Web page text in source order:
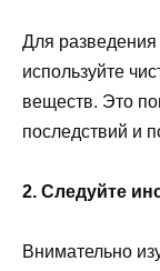
Для разведения
используйте
веществ. Это
последствий и
2. Следуйте
Внимательно